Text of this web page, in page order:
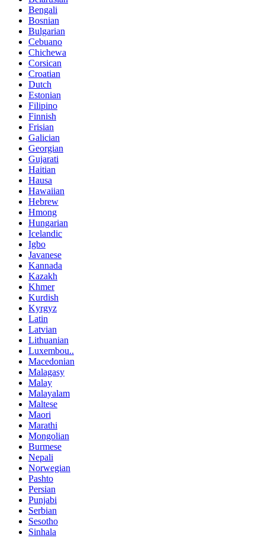
Bengali
Bosnian
Bulgarian
Cebuano
Chichewa
Corsican
Croatian
Dutch
Estonian
Filipino
Finnish
Frisian
Galician
Georgian
Gujarati
Haitian
Hausa
Hawaiian
Hebrew
Hmong
Hungarian
Icelandic
Igbo
Javanese
Kannada
Kazakh
Khmer
Kurdish
Kyrgyz
Latin
Latvian
Lithuanian
Luxembou..
Macedonian
Malagasy
Malay
Malayalam
Maltese
Maori
Marathi
Mongolian
Burmese
Nepali
Norwegian
Pashto
Persian
Punjabi
Serbian
Sesotho
Sinhala